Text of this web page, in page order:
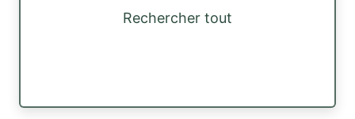
Rechercher tout